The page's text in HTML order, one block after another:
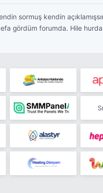
sormuş kendin
gördüm forumda. Hile